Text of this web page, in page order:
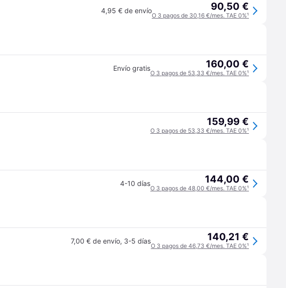
4,95 € de envío 90,50 €
O 3 pagos de 30,16 €/mes. TAE 0%¹
Envío gratis 160,00 €
O 3 pagos de 53,33 €/mes. TAE 0%¹
159,99 €
O 3 pagos de 53,33 €/mes. TAE 0%¹
4-10 días 144,00 €
O 3 pagos de 48,00 €/mes. TAE 0%¹
7,00 € de envío, 3-5 días 140,21 €
O 3 pagos de 46,73 €/mes. TAE 0%¹